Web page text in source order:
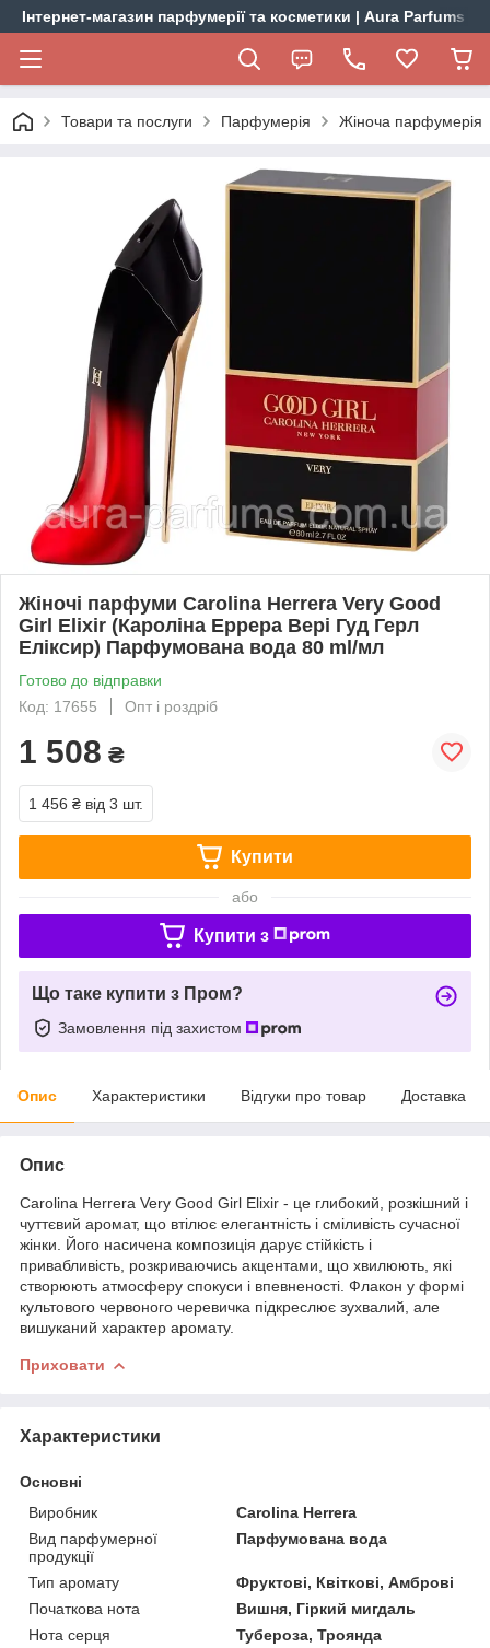
Інтернет-магазин парфумерії та косметики | Aura Parfums
Товари та послуги Парфумерія Жіноча парфумерія
Жіночі парфуми Carolina Herrera Very Good
Girl Elixir (Кароліна Еррера Вері Гуд Герл
Еліксир) Парфумована вода 80 ml/мл
Готово до відправки
Код: 17655
Опт і роздріб
1 508 ₴
1 456 ₴ від 3 шт.
Купити
або
Купити з
Що таке купити з Пром?
Замовлення під захистом
Опис Характеристики Відгуки про товар Доставка
Опис
Carolina Herrera Very Good Girl Elixir - це глибокий, розкішний і
чуттєвий аромат, що втілює елегантність і сміливість сучасної
жінки. Його насичена композиція дарує стійкість і
привабливість, розкриваючись акцентами, що хвилюють, які
створюють атмосферу спокуси і впевненості. Флакон у формі
культового червоного черевичка підкреслює зухвалий, але
вишуканий характер аромату.
Приховати
Характеристики
Основні
Виробник
Carolina Herrera
Вид парфумерної
продукції
Парфумована вода
Тип аромату
Фруктові, Квіткові, Амброві
Початкова нота
Вишня, Гіркий мигдаль
Нота серця
Тубероза, Троянда